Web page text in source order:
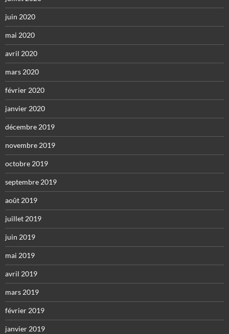
juin 2020
mai 2020
avril 2020
mars 2020
février 2020
janvier 2020
décembre 2019
novembre 2019
octobre 2019
septembre 2019
août 2019
juillet 2019
juin 2019
mai 2019
avril 2019
mars 2019
février 2019
janvier 2019